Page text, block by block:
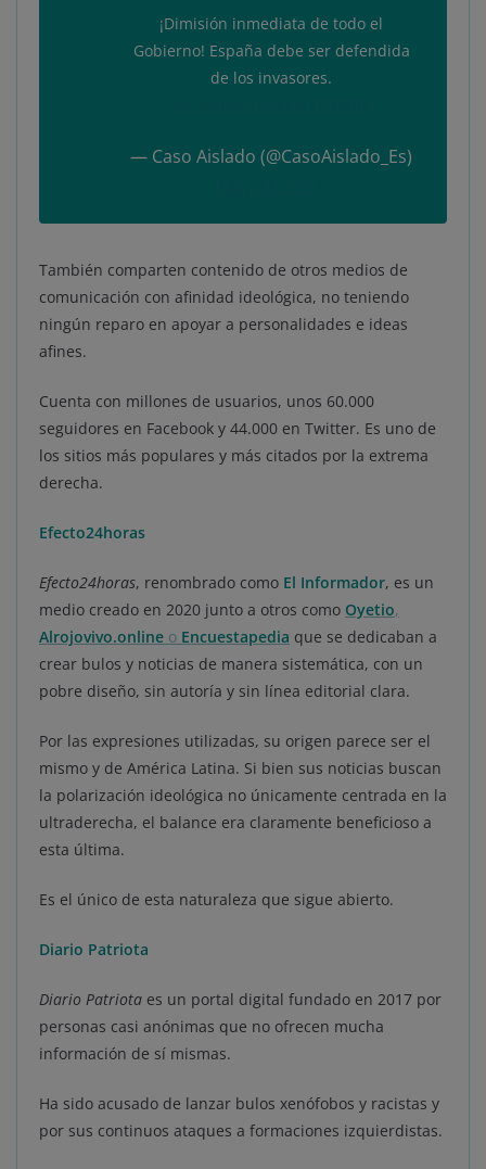
¡Dimisión inmediata de todo el
Gobierno! España debe ser defendida
de los invasores.
— Caso Aislado (@CasoAislado_Es)
También comparten contenido de otros medios de
comunicación con afinidad ideológica, no teniendo
ningún reparo en apoyar a personalidades e ideas
afines.
Cuenta con millones de usuarios, unos 60.000
seguidores en Facebook y 44.000 en Twitter. Es uno de
los sitios más populares y más citados por la extrema
derecha.
Efecto24horas
Efecto24horas, renombrado como El Informador, es un
medio creado en 2020 junto a otros como Oyetio,
Alrojovivo.online o Encuestapedia que se dedicaban a
crear bulos y noticias de manera sistemática, con un
pobre diseño, sin autoría y sin línea editorial clara.
Por las expresiones utilizadas, su origen parece ser el
mismo y de América Latina. Si bien sus noticias buscan
la polarización ideológica no únicamente centrada en la
ultraderecha, el balance era claramente beneficioso a
esta última.
Es el único de esta naturaleza que sigue abierto.
Diario Patriota
Diario Patriota es un portal digital fundado en 2017 por
personas casi anónimas que no ofrecen mucha
información de sí mismas.
Ha sido acusado de lanzar bulos xenófobos y racistas y
por sus continuos ataques a formaciones izquierdistas.